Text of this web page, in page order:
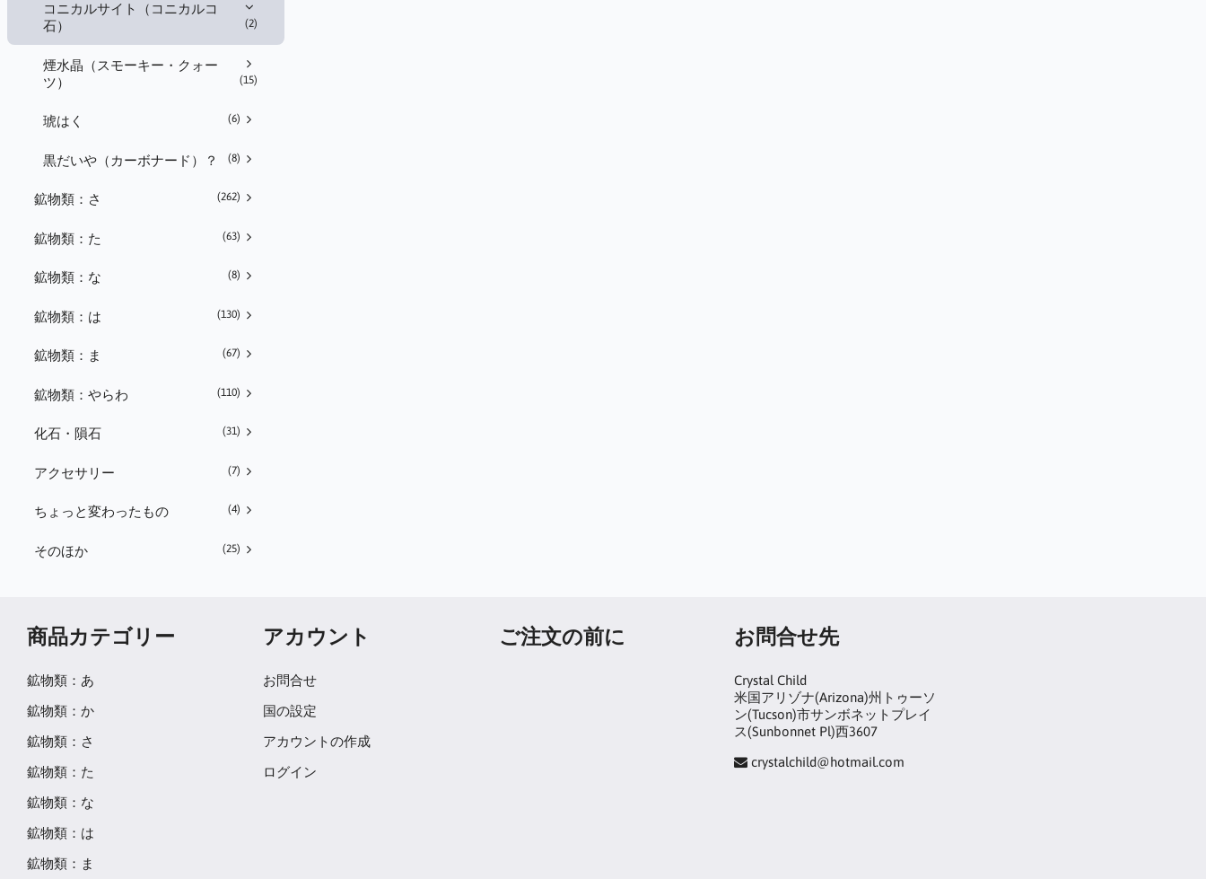
コニカルサイト（コニカルコ
石）
(2)
煙水晶（スモーキー・クォー
ツ）
(15)
琥はく (6)
黒だいや（カーボナード）？ (8)
鉱物類：さ (262)
鉱物類：た (63)
鉱物類：な (8)
鉱物類：は (130)
鉱物類：ま (67)
鉱物類：やらわ (110)
化石・隕石 (31)
アクセサリー (7)
ちょっと変わったもの (4)
そのほか (25)
商品カテゴリー
鉱物類：あ
鉱物類：か
鉱物類：さ
鉱物類：た
鉱物類：な
鉱物類：は
鉱物類：ま
アカウント
お問合せ
国の設定
アカウントの作成
ログイン
ご注文の前に お問合せ先
Crystal Child
米国アリゾナ(Arizona)州トゥーソ
ン(Tucson)市サンボネットプレイ
ス(Sunbonnet Pl)西3607
crystalchild@hotmail.com